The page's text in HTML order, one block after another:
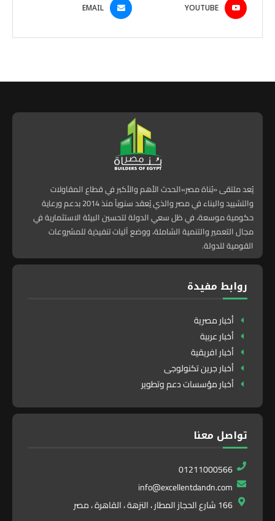
YOUTUBE
EMAIL
يُعد ملتقى «بُناة مصر»الحدث الأهم والأكبر في قطاع المقاولات
والتشييد والبناء في مصر والذي يُعقد سنوياً منذ 2014 بدعم ورعاية
حكومية موسعة، في ظل سعي الدولة لتحسين البيئة الاستثمارية في
مجال التعمير والتنمية الشاملة، ووضع آليات تنفيذية للمشروعات
القومية للدولة.
روابط مفيدة
أخبار مصرية
أخبار عربية
أخبار افريقية
أخبار جرين تكنولوجى
أخبار مؤسسات دعم وتطوير
تواصل معنا
01211000566
info@excellentdandn.com
166 شارع الحجاز المطار ، النزهة ، القاهرة ، مصر